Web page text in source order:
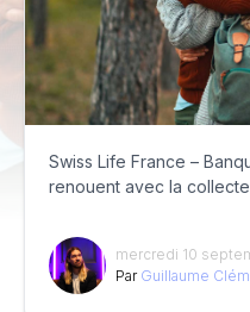
Swiss Life France –
renouent avec la collecte
mercredi 10
Par Guillaume